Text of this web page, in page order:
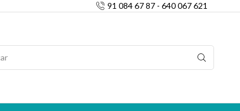
91 084 67 87 - 640 067 621